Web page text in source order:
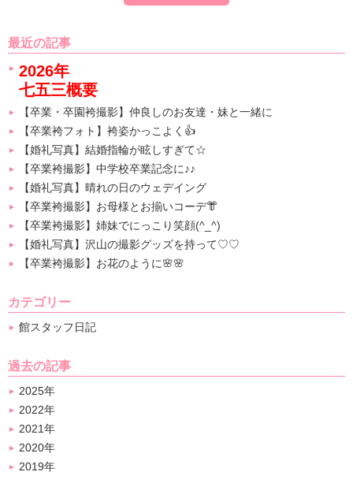
最近の記事
2026年
七五三概要
【卒業・卒園袴撮影】仲良しのお友達・妹と一緒に
【卒業袴フォト】袴姿かっこよく👍
【婚礼写真】結婚指輪が眩しすぎて☆
【卒業袴撮影】中学校卒業記念に♪♪
【婚礼写真】晴れの日のウェデイング
【卒業袴撮影】お母様とお揃いコーデ👘
【卒業袴撮影】姉妹でにっこり笑顔(^_^)
【婚礼写真】沢山の撮影グッズを持って♡♡
【卒業袴撮影】お花のように🌸🌸
カテゴリー
館スタッフ日記
過去の記事
2025年
2022年
2021年
2020年
2019年